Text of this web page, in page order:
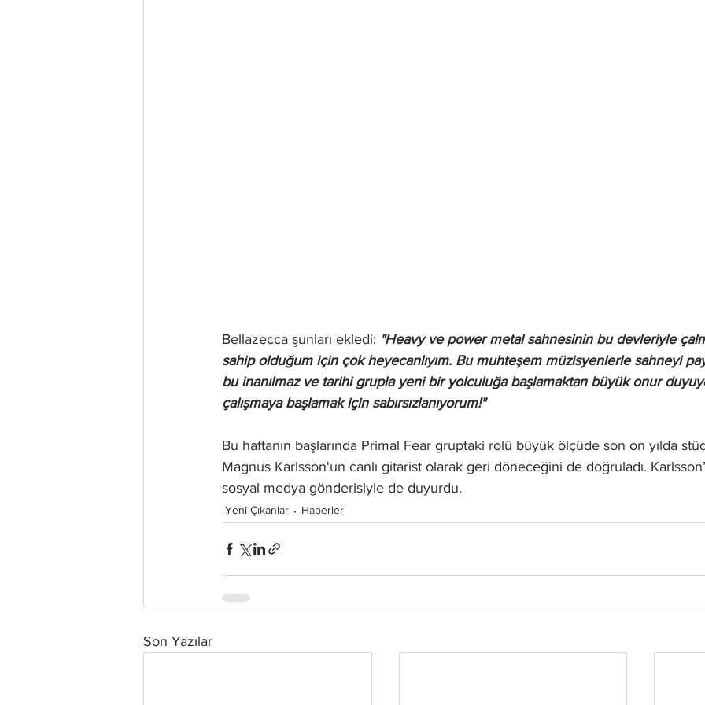
Bellazecca şunları ekledi: "Heavy ve power metal sahnesinin bu devleriyle
sahip olduğum için çok heyecanlıyım. Bu muhteşem müzisyenlerle sahneyi
bu inanılmaz ve tarihi grupla yeni bir yolculuğa başlamaktan büyük onur
çalışmaya başlamak için sabırsızlanıyorum!"
Bu haftanın başlarında Primal Fear gruptaki rolü büyük ölçüde son on yılda
Magnus Karlsson'un canlı gitarist olarak geri döneceğini de doğruladı.
sosyal medya gönderisiyle de duyurdu.
Yeni Çıkanlar Haberler
Son Yazılar